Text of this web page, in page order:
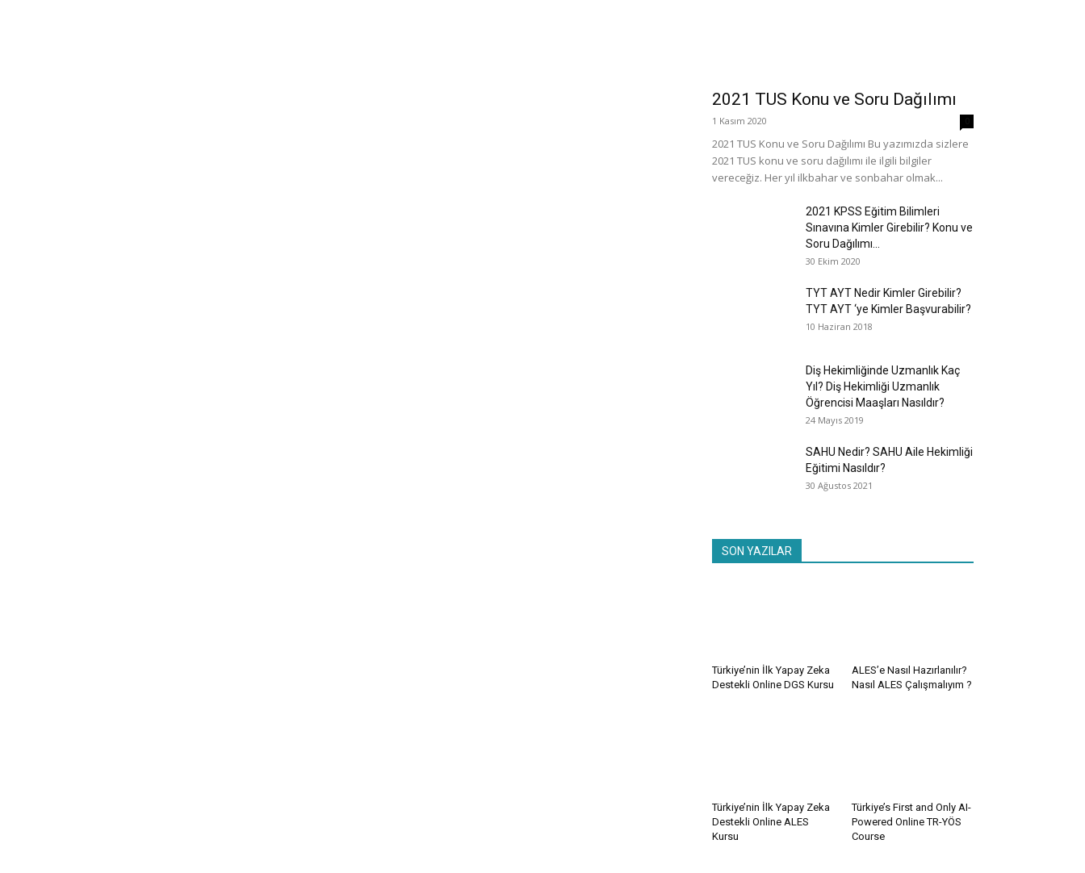
2021 TUS Konu ve Soru Dağılımı
1 Kasım 2020
2021 TUS Konu ve Soru Dağılımı Bu yazımızda sizlere
2021 TUS konu ve soru dağılımı ile ilgili bilgiler
vereceğiz. Her yıl ilkbahar ve sonbahar olmak...
2021 KPSS Eğitim Bilimleri
Sınavına Kimler Girebilir? Konu ve
Soru Dağılımı...
30 Ekim 2020
TYT AYT Nedir Kimler Girebilir?
TYT AYT ‘ye Kimler Başvurabilir?
10 Haziran 2018
Diş Hekimliğinde Uzmanlık Kaç
Yıl? Diş Hekimliği Uzmanlık
Öğrencisi Maaşları Nasıldır?
24 Mayıs 2019
SAHU Nedir? SAHU Aile Hekimliği
Eğitimi Nasıldır?
30 Ağustos 2021
SON YAZILAR
Türkiye’nin İlk Yapay Zeka
Destekli Online DGS Kursu
ALES’e Nasıl Hazırlanılır?
Nasıl ALES Çalışmalıyım ?
Türkiye’nin İlk Yapay Zeka
Destekli Online ALES
Kursu
Türkiye’s First and Only AI-
Powered Online TR-YÖS
Course